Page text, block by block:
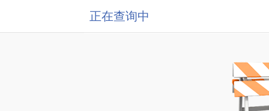
正在查询中